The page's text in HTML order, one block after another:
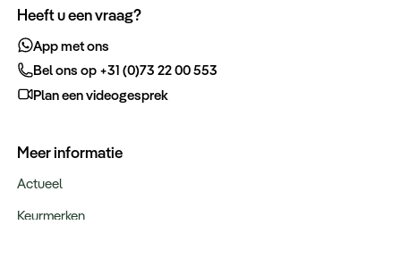
Heeft u een vraag?
App met ons
Bel ons op +31 (0)73 22 00 553
Plan een videogesprek
Meer informatie
Actueel
Keurmerken